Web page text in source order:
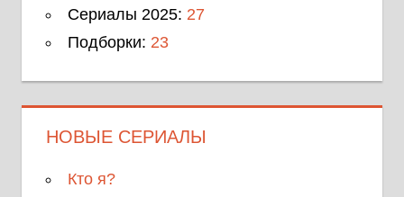
Сериалы 2025: 27
Подборки: 23
НОВЫЕ СЕРИАЛЫ
Кто я?